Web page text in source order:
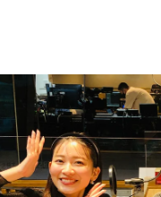
トピックス
TBS Podcast
お知らせ
イベント・グッ
YouTube
会社情報